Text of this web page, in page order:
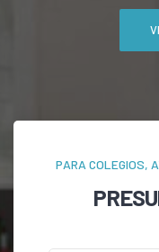
PARA COLEGIOS,